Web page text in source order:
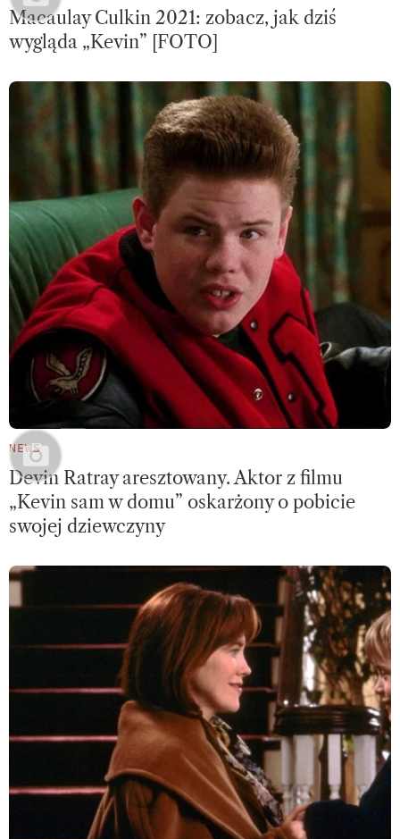
Macaulay Culkin 2021: zobacz, jak dziś
wygląda „Kevin” [FOTO]
NEWS
Devin Ratray aresztowany. Aktor z filmu
„Kevin sam w domu” oskarżony o pobicie
swojej dziewczyny